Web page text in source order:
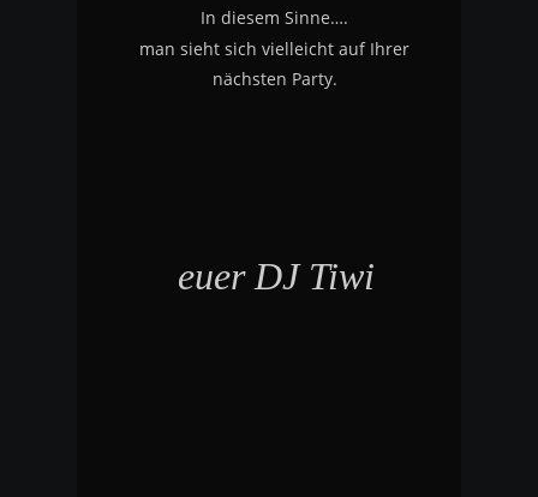
In diesem Sinne….
man sieht sich vielleicht auf Ihrer
nächsten Party.
euer DJ Tiwi